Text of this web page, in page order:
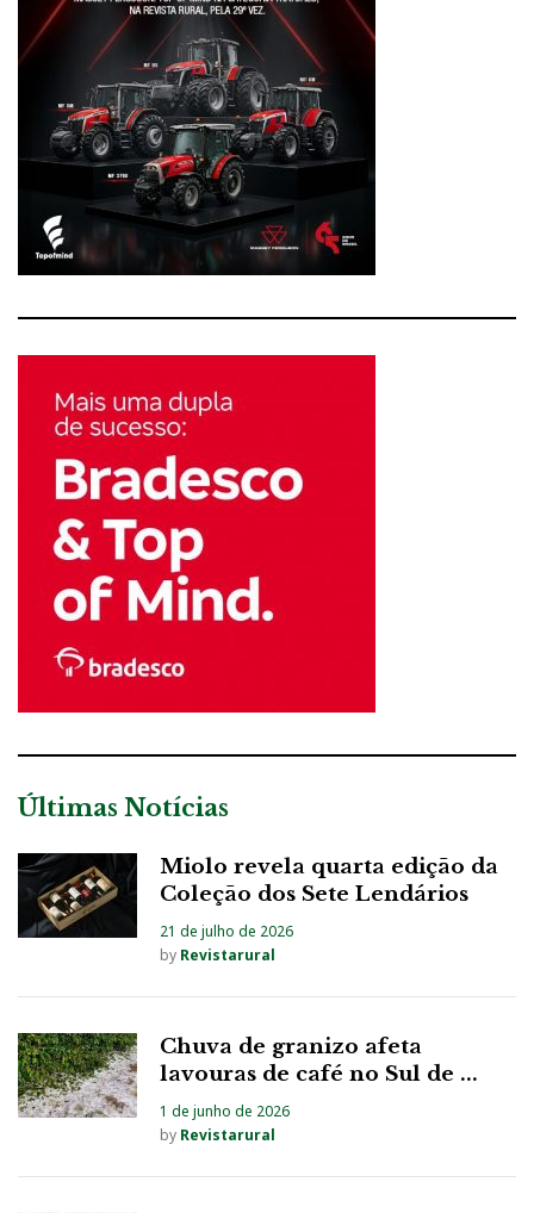
Últimas Notícias
Miolo revela quarta edição da
Coleção dos Sete Lendários
21 de julho de 2026
by Revistarural
Chuva de granizo afeta
lavouras de café no Sul de ...
1 de junho de 2026
by Revistarural